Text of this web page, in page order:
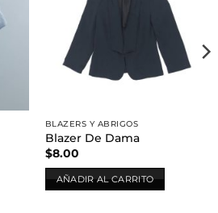
de
lista de
deseos
BLAZERS Y ABRIGOS
Blazer De Dama
$8.00
AÑADIR AL CARRITO